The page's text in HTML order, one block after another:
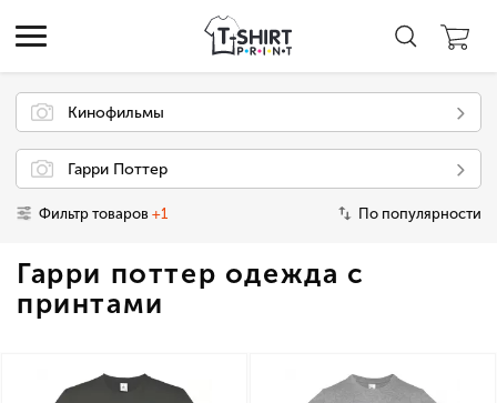
Кинофильмы
Гарри Поттер
Фильтр товаров +1 По популярности
Гарри поттер одежда с
принтами